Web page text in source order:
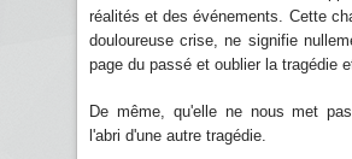
réalités et des événements. Cette
douloureuse crise, ne signifie
page du passé et oublier la tragédie
De même, qu'elle ne nous met
l'abri d'une autre tragédie.